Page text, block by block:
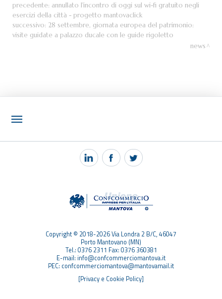
precedente: annullato l'incontro di oggi sul wi-fi gratuito negli
esercizi della città - progetto mantovaclick
successivo: 28 settembre, giornata europea del patrimonio:
visite guidate a palazzo ducale con le guide rigoletto
news
NOTIZIE
PEC MANTOVA MAIL
Copyright © 2018-2026 Via Londra 2 B/C, 46047
Porto Mantovano (MN)
Tel.: 0376 2311 Fax: 0376 360381
E-mail: info@confcommerciomantova.it
PEC: confcommerciomantova@mantovamail.it
[Privacy e Cookie Policy]